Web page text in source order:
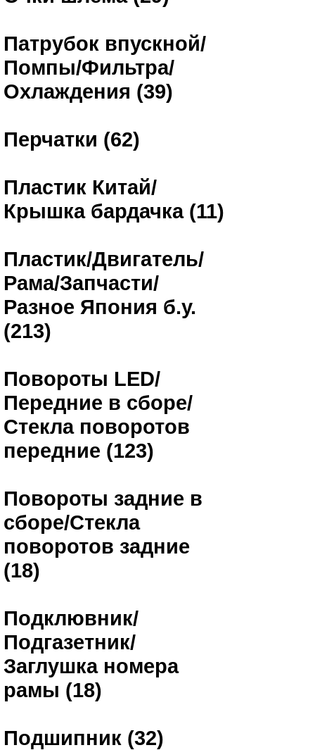
Патрубок впускной/
Помпы/Фильтра/
Охлаждения (39)
Перчатки (62)
Пластик Китай/
Крышка бардачка (11)
Пластик/Двигатель/
Рама/Запчасти/
Разное Япония б.у.
(213)
Повороты LED/
Передние в сборе/
Стекла поворотов
передние (123)
Повороты задние в
сборе/Стекла
поворотов задние
(18)
Подклювник/
Подгазетник/
Заглушка номера
рамы (18)
Подшипник (32)